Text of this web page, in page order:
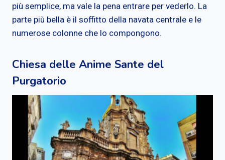
più semplice, ma vale la pena entrare per vederlo. La
parte più bella è il soffitto della navata centrale e le
numerose colonne che lo compongono.
Chiesa delle Anime Sante del
Purgatorio